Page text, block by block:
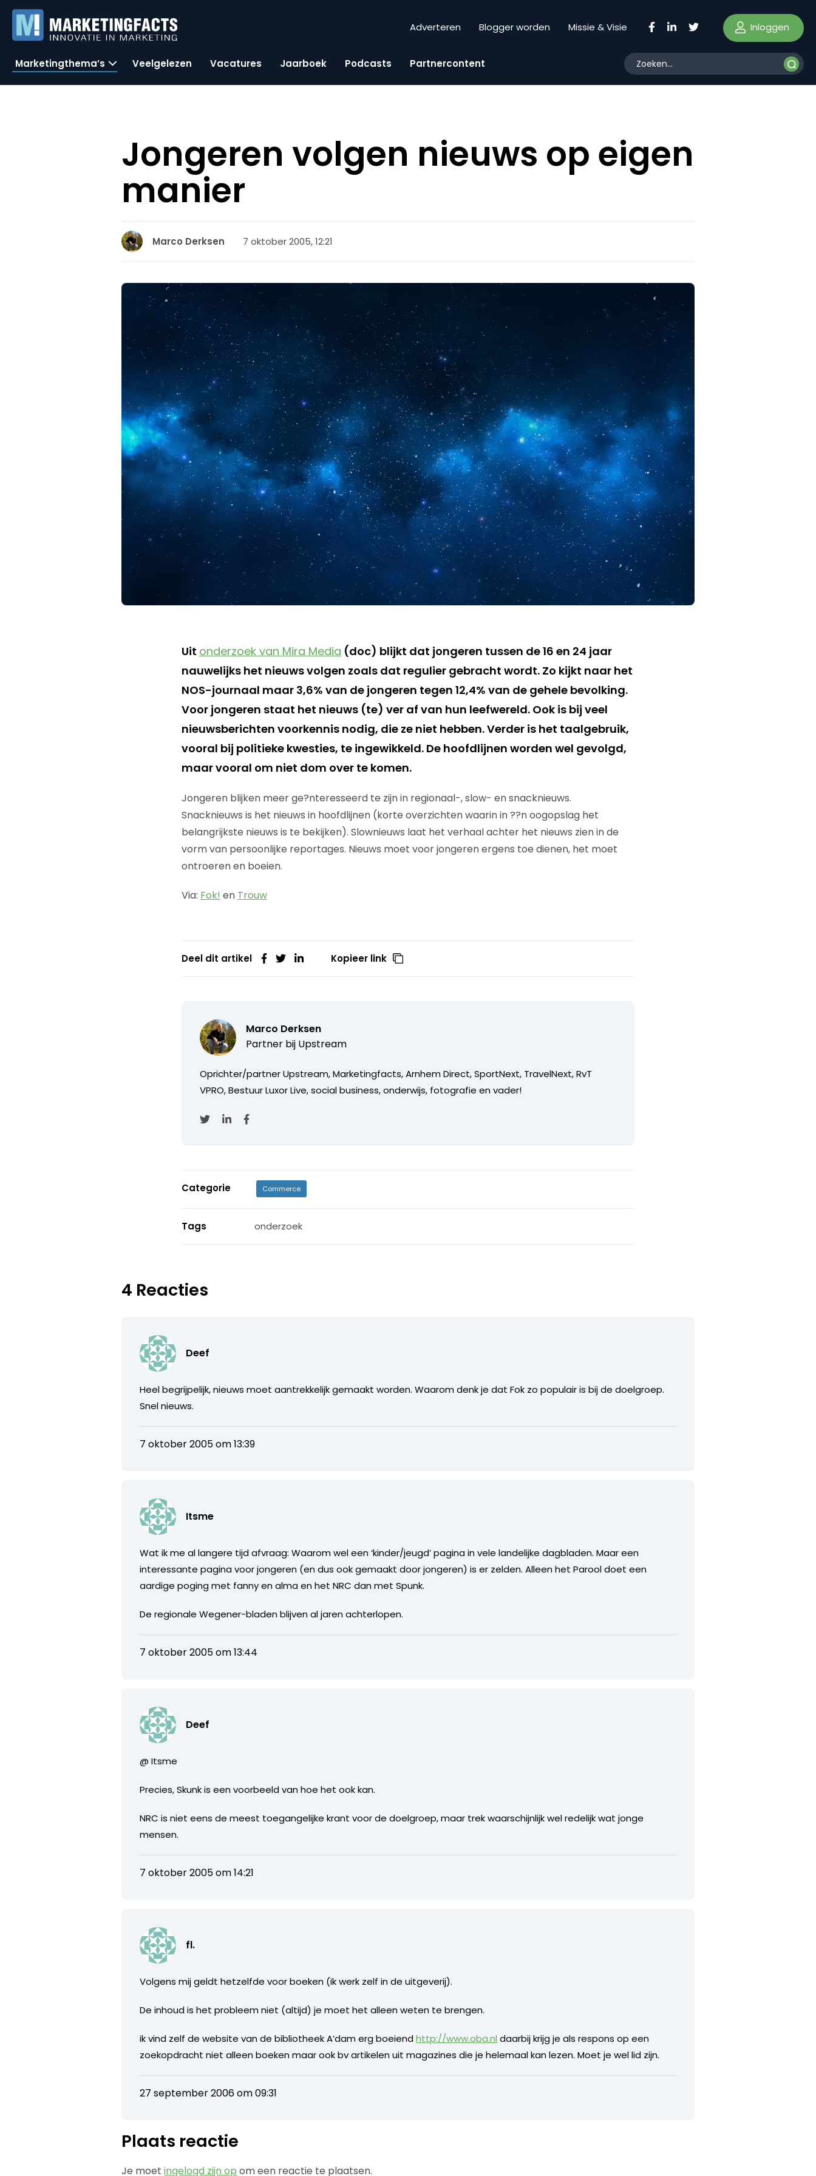
Adverteren Blogger worden Missie & Visie Inloggen
Marketingthema’s Veelgelezen Vacatures Jaarboek Podcasts Partnercontent
Jongeren volgen nieuws op eigen
manier
Marco Derksen 7 oktober 2005, 12:21
Uit onderzoek van Mira Media (doc) blijkt dat jongeren tussen de 16 en 24 jaar
nauwelijks het nieuws volgen zoals dat regulier gebracht wordt. Zo kijkt naar het
NOS-journaal maar 3,6% van de jongeren tegen 12,4% van de gehele bevolking.
Voor jongeren staat het nieuws (te) ver af van hun leefwereld. Ook is bij veel
nieuwsberichten voorkennis nodig, die ze niet hebben. Verder is het taalgebruik,
vooral bij politieke kwesties, te ingewikkeld. De hoofdlijnen worden wel gevolgd,
maar vooral om niet dom over te komen.
Jongeren blijken meer ge?nteresseerd te zijn in regionaal-, slow- en snacknieuws.
Snacknieuws is het nieuws in hoofdlijnen (korte overzichten waarin in ??n oogopslag het
belangrijkste nieuws is te bekijken). Slownieuws laat het verhaal achter het nieuws zien in de
vorm van persoonlijke reportages. Nieuws moet voor jongeren ergens toe dienen, het moet
ontroeren en boeien.
Via: Fok! en Trouw
Deel dit artikel Kopieer link
Marco Derksen
Partner bij Upstream
Oprichter/partner Upstream, Marketingfacts, Arnhem Direct, SportNext, TravelNext, RvT
VPRO, Bestuur Luxor Live, social business, onderwijs, fotografie en vader!
Categorie Commerce
Tags onderzoek
4 Reacties
Deef
Heel begrijpelijk, nieuws moet aantrekkelijk gemaakt worden. Waarom denk je dat Fok zo populair is bij de doelgroep.
Snel nieuws.
7 oktober 2005 om 13:39
Itsme
Wat ik me al langere tijd afvraag: Waarom wel een ‘kinder/jeugd’ pagina in vele landelijke dagbladen. Maar een
interessante pagina voor jongeren (en dus ook gemaakt door jongeren) is er zelden. Alleen het Parool doet een
aardige poging met fanny en alma en het NRC dan met Spunk.
De regionale Wegener-bladen blijven al jaren achterlopen.
7 oktober 2005 om 13:44
Deef
@ Itsme
Precies, Skunk is een voorbeeld van hoe het ook kan.
NRC is niet eens de meest toegangelijke krant voor de doelgroep, maar trek waarschijnlijk wel redelijk wat jonge
mensen.
7 oktober 2005 om 14:21
fl.
Volgens mij geldt hetzelfde voor boeken (ik werk zelf in de uitgeverij).
De inhoud is het probleem niet (altijd) je moet het alleen weten te brengen.
ik vind zelf de website van de bibliotheek A’dam erg boeiendhttp://www.oba.nl daarbij krijg je als respons op een
zoekopdracht niet alleen boeken maar ook bv artikelen uit magazines die je helemaal kan lezen. Moet je wel lid zijn.
27 september 2006 om 09:31
Plaats reactie
Je moetingelogd zijn op om een reactie te plaatsen.